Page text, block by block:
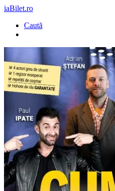
iaBilet.ro
Caută